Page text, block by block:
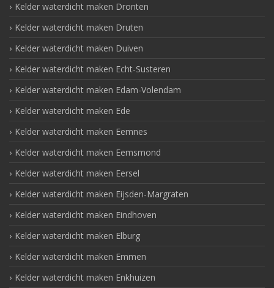
Kelder waterdicht maken Dronten
Kelder waterdicht maken Druten
Kelder waterdicht maken Duiven
Kelder waterdicht maken Echt-Susteren
Kelder waterdicht maken Edam-Volendam
Kelder waterdicht maken Ede
Kelder waterdicht maken Eemnes
Kelder waterdicht maken Eemsmond
Kelder waterdicht maken Eersel
Kelder waterdicht maken Eijsden-Margraten
Kelder waterdicht maken Eindhoven
Kelder waterdicht maken Elburg
Kelder waterdicht maken Emmen
Kelder waterdicht maken Enkhuizen